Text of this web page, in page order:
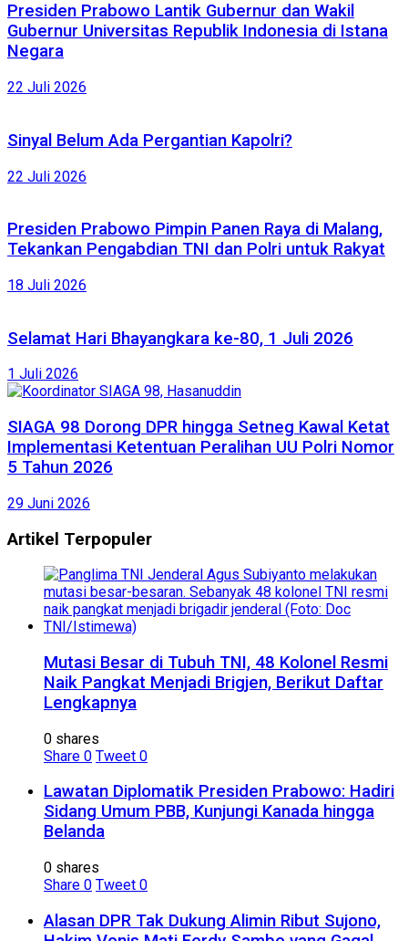
Presiden Prabowo Lantik Gubernur dan Wakil
Gubernur Universitas Republik Indonesia di Istana
Negara
22 Juli 2026
Sinyal Belum Ada Pergantian Kapolri?
22 Juli 2026
Presiden Prabowo Pimpin Panen Raya di Malang,
Tekankan Pengabdian TNI dan Polri untuk Rakyat
18 Juli 2026
Selamat Hari Bhayangkara ke-80, 1 Juli 2026
1 Juli 2026
SIAGA 98 Dorong DPR hingga Setneg Kawal Ketat
Implementasi Ketentuan Peralihan UU Polri Nomor
5 Tahun 2026
29 Juni 2026
Artikel Terpopuler
Mutasi Besar di Tubuh TNI, 48 Kolonel Resmi
Naik Pangkat Menjadi Brigjen, Berikut Daftar
Lengkapnya
0 shares
Share 0 Tweet 0
Lawatan Diplomatik Presiden Prabowo: Hadiri
Sidang Umum PBB, Kunjungi Kanada hingga
Belanda
0 shares
Share 0 Tweet 0
Alasan DPR Tak Dukung Alimin Ribut Sujono,